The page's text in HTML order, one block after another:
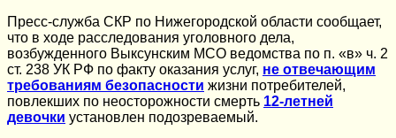
Пресс-служба СКР по Нижегородской области сообщает,
что в ходе расследования уголовного дела,
возбужденного Выксунским МСО ведомства по п. «в» ч. 2
ст. 238 УК РФ по факту оказания услуг, не отвечающим
требованиям безопасности жизни потребителей,
повлекших по неосторожности смерть 12-летней
девочки установлен подозреваемый.